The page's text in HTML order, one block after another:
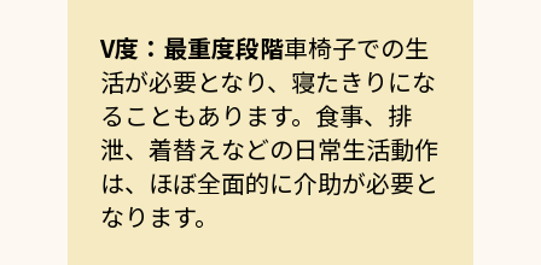
V度：最重度段階車椅子での生
活が必要となり、寝たきりにな
ることもあります。食事、排
泄、着替えなどの日常生活動作
は、ほぼ全面的に介助が必要と
なります。